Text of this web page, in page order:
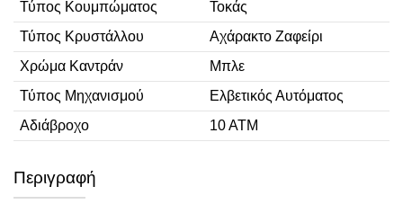
Τύπος Κουμπώματος
Τοκάς
Τύπος Κρυστάλλου
Αχάρακτο Ζαφείρι
Χρώμα Καντράν
Μπλε
Τύπος Μηχανισμού
Ελβετικός Αυτόματος
Αδιάβροχο
10 ΑΤΜ
Περιγραφή